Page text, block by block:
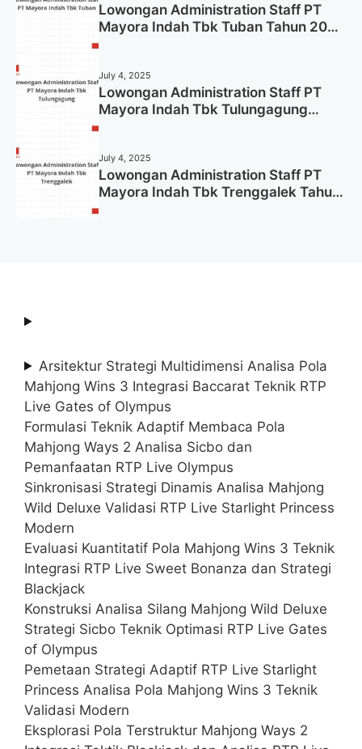
Lowongan Administration Staff PT
Mayora Indah Tbk Tuban Tahun 2025
July 4, 2025
Lowongan Administration Staff PT
Mayora Indah Tbk Tulungagung
July 4, 2025
Lowongan Administration Staff PT
Mayora Indah Tbk Trenggalek Tahun
Arsitektur Strategi Multidimensi Analisa Pola
Mahjong Wins 3 Integrasi Baccarat Teknik RTP
Live Gates of Olympus
Formulasi Teknik Adaptif Membaca Pola
Mahjong Ways 2 Analisa Sicbo dan
Pemanfaatan RTP Live Olympus
Sinkronisasi Strategi Dinamis Analisa Mahjong
Wild Deluxe Validasi RTP Live Starlight Princess
Modern
Evaluasi Kuantitatif Pola Mahjong Wins 3 Teknik
Integrasi RTP Live Sweet Bonanza dan Strategi
Blackjack
Konstruksi Analisa Silang Mahjong Wild Deluxe
Strategi Sicbo Teknik Optimasi RTP Live Gates
of Olympus
Pemetaan Strategi Adaptif RTP Live Starlight
Princess Analisa Pola Mahjong Wins 3 Teknik
Validasi Modern
Eksplorasi Pola Terstruktur Mahjong Ways 2